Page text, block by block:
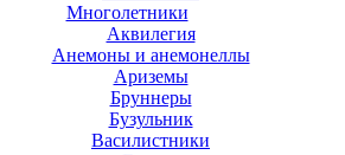
Многолетники
Аквилегия
Анемоны и анемонеллы
Ариземы
Бруннеры
Бузульник
Василистники